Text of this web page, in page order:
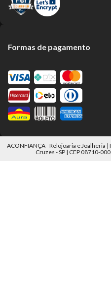
Formas de pagamento
ACONFIANÇA - Relojoaria e Joalheria
Cruzes - SP | CEP 08710-